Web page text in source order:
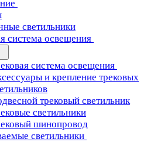
светильники
система освещения
система освещения
и крепление трековых
трековый светильник
светильники
шинопровод
светильники